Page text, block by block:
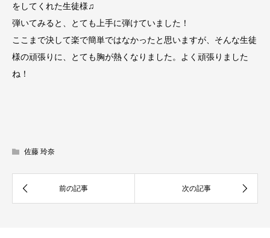
をしてくれた生徒様♫
弾いてみると、とても上手に弾けていました！
ここまで決して楽で簡単ではなかったと思いますが、そんな生徒
様の頑張りに、とても胸が熱くなりました。よく頑張りました
ね！
佐藤 玲奈